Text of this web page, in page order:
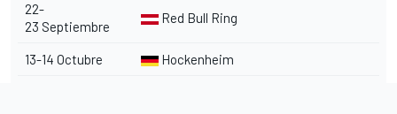
22-
23 Septiembre
Red Bull Ring
13-14 Octubre Hockenheim